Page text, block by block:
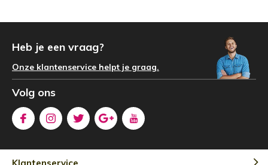
Heb je een vraag?
Onze klantenservice helpt je graag.
Volg ons